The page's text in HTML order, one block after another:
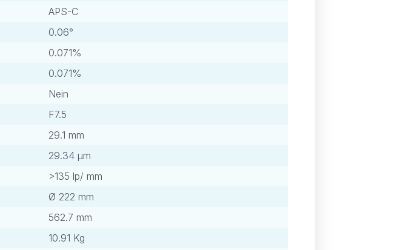
APS-C
0.06°
0.071%
0.071%
Nein
F7.5
29.1 mm
29.34 μm
>135 lp/ mm
Ø 222 mm
562.7 mm
10.91 Kg